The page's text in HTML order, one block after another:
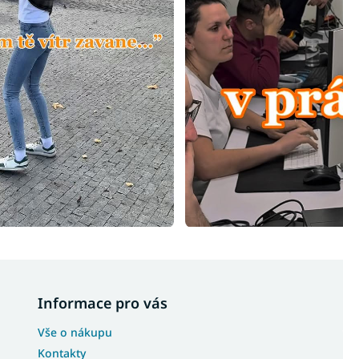
Informace pro vás
Vše o nákupu
Kontakty